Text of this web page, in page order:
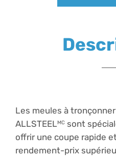
Les meules à
ALLSTEELMC sont
offrir une coupe rapide
rendement-prix